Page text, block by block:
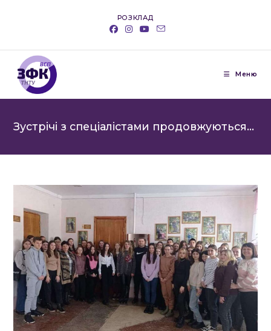
РОЗКЛАД
Меню
Зустрічі з спеціалістами продовжуються…